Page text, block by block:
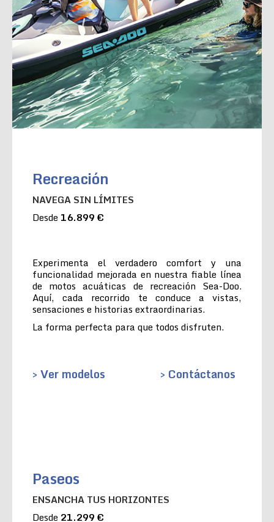
Recreación
NAVEGA SIN LÍMITES
Desde 16.899 €
Experimenta el verdadero comfort y una
funcionalidad mejorada en nuestra fiable línea
de motos acuáticas de recreación Sea-Doo.
Aquí, cada recorrido te conduce a vistas,
sensaciones e historias extraordinarias.
La forma perfecta para que todos disfruten.
> Ver modelos > Contáctanos
Paseos
ENSANCHA TUS HORIZONTES
Desde 21.299 €